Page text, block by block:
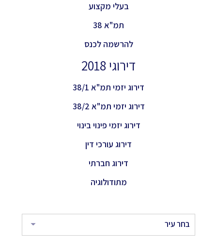
בעלי מקצוע
תמ"א 38
להרשמה לכנס
דירוגי 2018
דירוג יזמי תמ"א 38/1
דירוג יזמי תמ"א 38/2
דירוג יזמי פינוי בינוי
דירוג עורכי דין
דירוג חברתי
מתודולוגיה